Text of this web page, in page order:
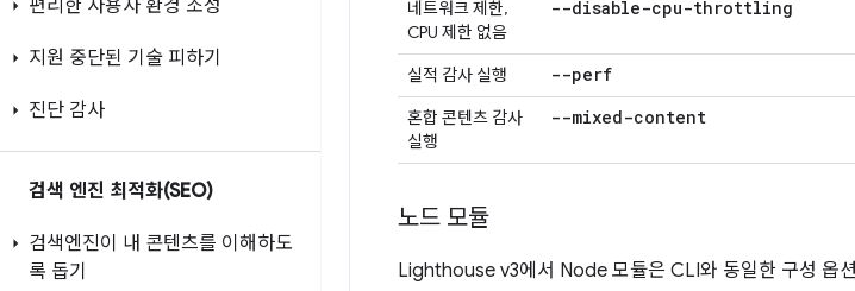
편리한 사용자 환경 조성
지원 중단된 기술 피하기
진단 감사
검색 엔진 최적화(SEO)
검색엔진이 내 콘텐츠를 이해하도
록 돕기
네트워크 제한,
CPU 제한 없음
--disable-cpu-throttling
실적 감사 실행 --perf
혼합 콘텐츠 감사
실행
--mixed-content
노드 모듈
Lighthouse v3에서 Node 모듈은 CLI와 동일한 구성 옵